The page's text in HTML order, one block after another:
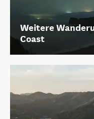
Weitere
Coast